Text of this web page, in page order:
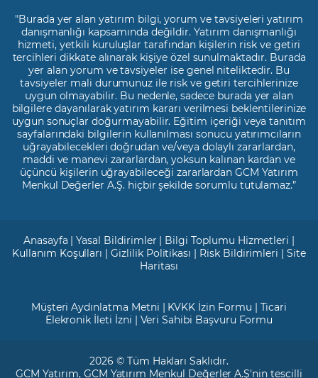
"Burada yer alan yatırım bilgi, yorum ve tavsiyeleri yatırım
danışmanlığı kapsamında değildir. Yatırım danışmanlığı
hizmeti, yetkili kuruluşlar tarafından kişilerin risk ve getiri
tercihleri dikkate alınarak kişiye özel sunulmaktadır. Burada
yer alan yorum ve tavsiyeler ise genel niteliktedir. Bu
tavsiyeler mali durumunuz ile risk ve getiri tercihlerinize
uygun olmayabilir. Bu nedenle, sadece burada yer alan
bilgilere dayanılarak yatırım kararı verilmesi beklentilerinize
uygun sonuçlar doğurmayabilir. Eğitim içeriği veya tanıtım
sayfalarındaki bilgilerin kullanılması sonucu yatırımcıların
uğrayabilecekleri doğrudan ve/veya dolaylı zararlardan,
maddi ve manevi zararlardan, yoksun kalınan kardan ve
üçüncü kişilerin uğrayabileceği zararlardan GCM Yatırım
Menkul Değerler A.Ş. hiçbir şekilde sorumlu tutulamaz.”
Anasayfa |Yasal Bildirimler | Bilgi Toplumu Hizmetleri |
Kullanım Koşulları |Gizlilik Politikası | Risk Bildirimleri |Site
Haritası
Müşteri Aydınlatma Metni | KVKK İzin Formu | Ticari
Elekronik İleti İzni | Veri Sahibi Başvuru Formu
2026 © Tüm Hakları Saklıdır.
GCM Yatırım, GCM Yatırım Menkul Değerler A.Ş'nin tescilli